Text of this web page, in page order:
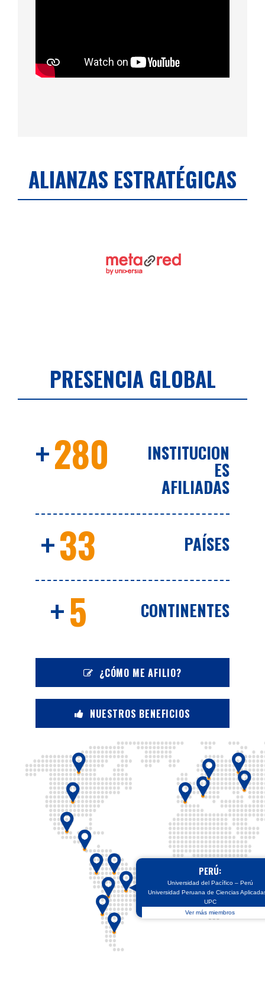
ALIANZAS ESTRATÉGICAS
PRESENCIA GLOBAL
+280 INSTITUCION
ES
AFILIADAS
+33 PAÍSES
+5 CONTINENTES
¿CÓMO ME AFILIO?
NUESTROS BENEFICIOS
PERÚ:
Universidad del Pacífico – Perú
Universidad Peruana de Ciencias
UPC
Ver más miembros